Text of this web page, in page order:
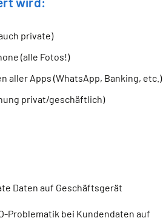
private)
(alle Fotos!)
aller Apps (WhatsApp, Banking, etc.)
privat/geschäftlich)
Daten auf Geschäftsgerät
Problematik bei Kundendaten auf